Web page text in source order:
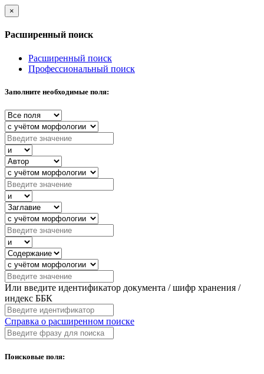
×
Расширенный поиск
Расширенный поиск
Профессиональный поиск
Заполните необходимые поля:
Или введите идентификатор документа / шифр хранения /
индекс ББК
Справка о расширенном поиске
Поисковые поля: